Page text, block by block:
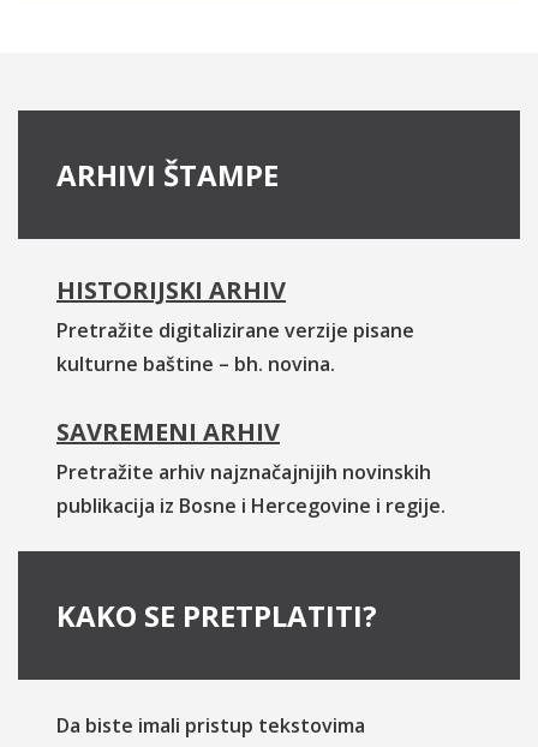
ARHIVI ŠTAMPE
HISTORIJSKI ARHIV
Pretražite digitalizirane verzije pisane
kulturne baštine – bh. novina.
SAVREMENI ARHIV
Pretražite arhiv najznačajnijih novinskih
publikacija iz Bosne i Hercegovine i regije.
KAKO SE PRETPLATITI?
Da biste imali pristup tekstovima